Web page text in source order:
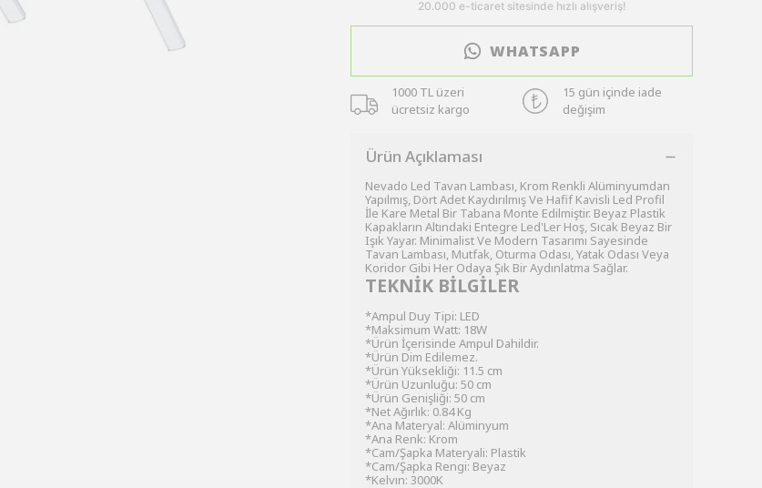
WHATSAPP
1000 TL üzeri
ücretsiz kargo
15 gün içinde iade
değişim
Ürün Açıklaması
Nevado Led Tavan Lambası, Krom Renkli Alüminyumdan
Yapılmış, Dört Adet Kaydırılmış Ve Hafif Kavisli Led Profil
İle Kare Metal Bir Tabana Monte Edilmiştir. Beyaz Plastik
Kapakların Altındaki Entegre Led'Ler Hoş, Sıcak Beyaz Bir
Işık Yayar. Minimalist Ve Modern Tasarımı Sayesinde
Tavan Lambası, Mutfak, Oturma Odası, Yatak Odası Veya
Koridor Gibi Her Odaya Şık Bir Aydınlatma Sağlar.
TEKNİK BİLGİLER
*Ampul Duy Tipi: LED
*Maksimum Watt: 18W
*Ürün İçerisinde Ampul Dahildir.
*Ürün Dim Edilemez.
*Ürün Yüksekliği: 11.5 cm
*Ürün Uzunluğu: 50 cm
*Ürün Genişliği: 50 cm
*Net Ağırlık: 0.84 Kg
*Ana Materyal: Alüminyum
*Ana Renk: Krom
*Cam/Şapka Materyali: Plastik
*Cam/Şapka Rengi: Beyaz
*Kelvın: 3000K